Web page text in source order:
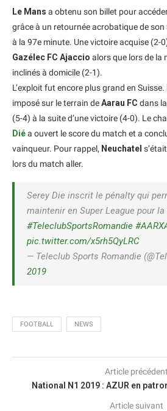
Le Mans a obtenu son billet pour
grâce à un retournée acrobatique de
à la 97e minute. Une victoire acquise (2-
Gazélec FC Ajaccio alors que lors de la
inclinés à domicile (2-1).
L’exploit fut encore plus grand en Suisse.
imposé sur le terrain deAarau FC dans
(5-4) à la suite d’une victoire (4-0). Le
Diéa ouvert le score du match et a
vainqueur. Pour rappel, Neuchatel
lors du match aller.
Serey Die inscrit le pénalty qui
maintenir en Super League pour
#TeleclubSportsRomandie
pic.twitter.com/x5rh5QyLRC
— Teleclub Sports Romandie
2019
FOOTBALL NEWS
Article précédent
National N1 2019 : AZUR en
Article suivant